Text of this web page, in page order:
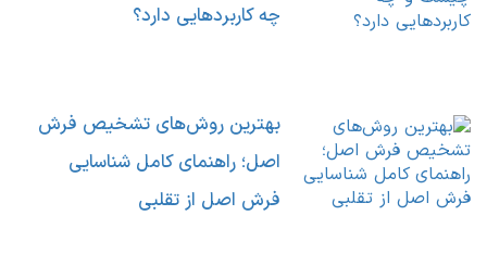
چه کاربردهایی دارد؟
بهترین روش‌های تشخیص فرش
اصل؛ راهنمای کامل شناسایی
فرش اصل از تقلبی